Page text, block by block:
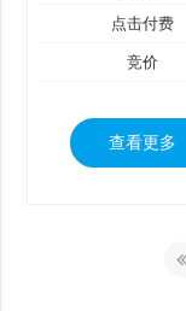
点击付费
竞价
查看更多